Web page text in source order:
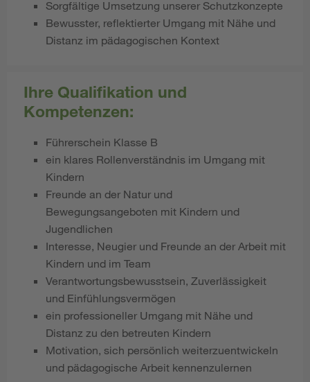
Sorgfältige Umsetzung unserer Schutzkonzepte
Bewusster, reflektierter Umgang mit Nähe und
Distanz im pädagogischen Kontext
Ihre Qualifikation und
Kompetenzen:
Führerschein Klasse B
ein klares Rollenverständnis im Umgang mit
Kindern
Freunde an der Natur und
Bewegungsangeboten mit Kindern und
Jugendlichen
Interesse, Neugier und Freunde an der Arbeit mit
Kindern und im Team
Verantwortungsbewusstsein, Zuverlässigkeit
und Einfühlungsvermögen
ein professioneller Umgang mit Nähe und
Distanz zu den betreuten Kindern
Motivation, sich persönlich weiterzuentwickeln
und pädagogische Arbeit kennenzulernen